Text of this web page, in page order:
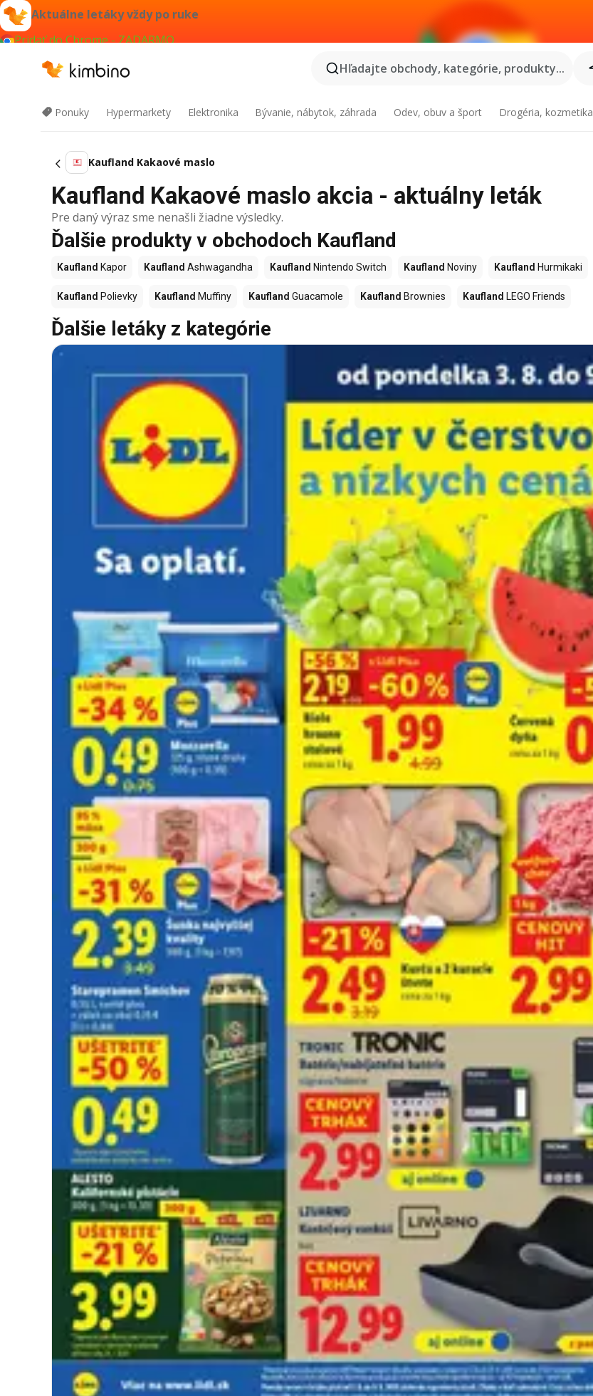
Aktuálne letáky vždy po ruke
Pridať do Chrome - ZADARMO
Hľadajte obchody, kategórie, produkty...
Ponuky Hypermarkety Elektronika Bývanie, nábytok, záhrada Odev, obuv a šport Drogéria, kozmetika
Kaufland Kakaové maslo
Kaufland Kakaové maslo akcia - aktuálny leták
Pre daný výraz sme nenašli žiadne výsledky.
Ďalšie produkty v obchodoch Kaufland
Kaufland Kapor Kaufland Ashwagandha Kaufland Nintendo Switch Kaufland Noviny Kaufland Hurmikaki
Kaufland Polievky Kaufland Muffiny Kaufland Guacamole Kaufland Brownies Kaufland LEGO Friends
Ďalšie letáky z kategórie